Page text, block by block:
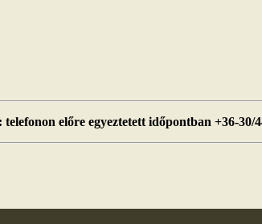
előre egyeztetett időpontban +36-30/